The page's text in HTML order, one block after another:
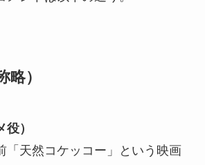
略）
）
「天然コケッコー」という映画